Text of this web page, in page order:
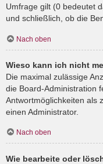
Umfrage gilt (0 bedeutet
und schließlich, ob die
Nach oben
Wieso kann ich nicht
Die maximal zulässige
die Board-Administration
Antwortmöglichkeiten als
einen Administrator.
Nach oben
Wie bearbeite oder